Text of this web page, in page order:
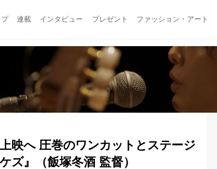
連載 インタビュー プレゼント ファッション・アート
映へ 圧巻のワンカットとステージ
ズ』（飯塚冬酒 監督）